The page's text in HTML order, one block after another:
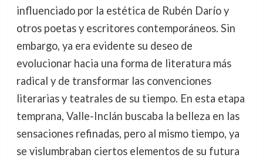
influenciado por la estética de Rubén Darío y
otros poetas y escritores contemporáneos. Sin
embargo, ya era evidente su deseo de
evolucionar hacia una forma de literatura más
radical y de transformar las convenciones
literarias y teatrales de su tiempo. En esta etapa
temprana, Valle-Inclán buscaba la belleza en las
sensaciones refinadas, pero al mismo tiempo, ya
se vislumbraban ciertos elementos de su futura